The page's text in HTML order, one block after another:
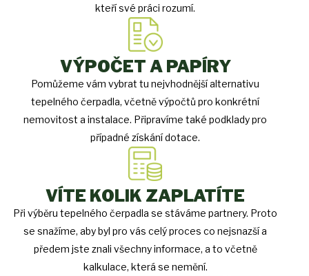
kteří své práci rozumí.
VÝPOČET A PAPÍRY
Pomůžeme vám vybrat tu nejvhodnější alternativu
tepelného čerpadla, včetně výpočtů pro konkrétní
nemovitost a instalace. Připravíme také podklady pro
případné získání dotace.
VÍTE KOLIK ZAPLATÍTE
Při výběru tepelného čerpadla se stáváme partnery. Proto
se snažíme, aby byl pro vás celý proces co nejsnazší a
předem jste znali všechny informace, a to včetně
kalkulace, která se nemění.